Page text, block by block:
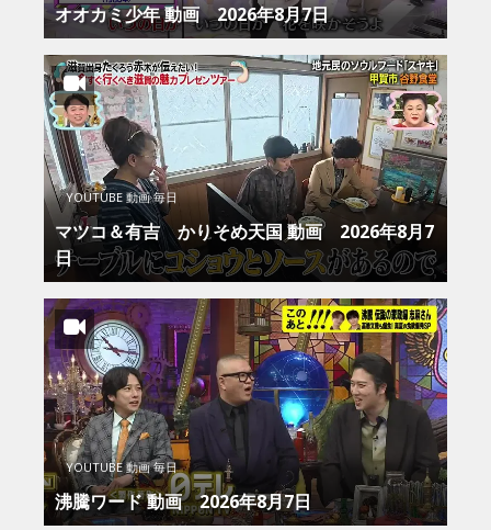
オオカミ少年 動画 2026年8月7日
YOUTUBE 動画 毎日
マツコ＆有吉 かりそめ天国 動画 2026年8月7
日
YOUTUBE 動画 毎日
沸騰ワード 動画 2026年8月7日